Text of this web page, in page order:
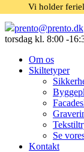
Vi holder
prento@prento.dk
torsdag kl. 8:00 -
Om os
Skiltetyper
Se
Kontakt